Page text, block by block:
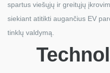
spartus viešųjų ir greitųjų
siekiant atitikti augančius EV
tinklų valdymą.